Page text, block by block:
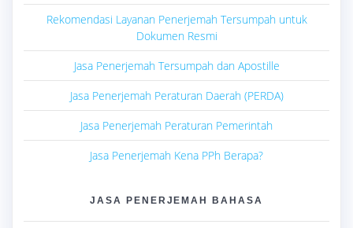
Rekomendasi Layanan Penerjemah Tersumpah untuk
Dokumen Resmi
Jasa Penerjemah Tersumpah dan Apostille
Jasa Penerjemah Peraturan Daerah (PERDA)
Jasa Penerjemah Peraturan Pemerintah
Jasa Penerjemah Kena PPh Berapa?
JASA PENERJEMAH BAHASA